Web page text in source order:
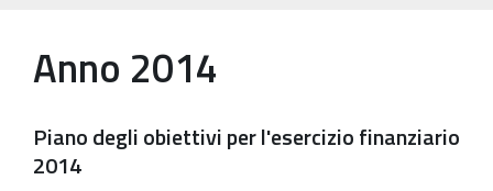
Anno 2014
Piano degli obiettivi per l'esercizio finanziario
2014